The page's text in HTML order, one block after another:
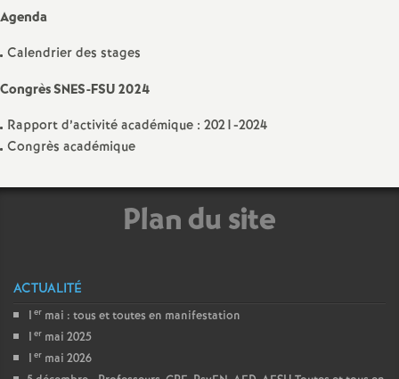
e
e
Agenda
Calendrier des stages
Congrès SNES-FSU 2024
Rapport d’activité académique : 2021-2024
Congrès académique
Plan du site
ACTUALITÉ
1 er mai : tous et toutes en manifestation
1 er mai 2025
1 er mai 2026